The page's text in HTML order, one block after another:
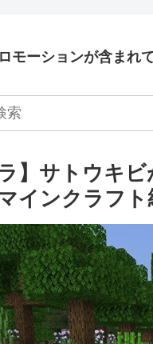
モーションが含まれ
ラ】サトウキ
インクラフト